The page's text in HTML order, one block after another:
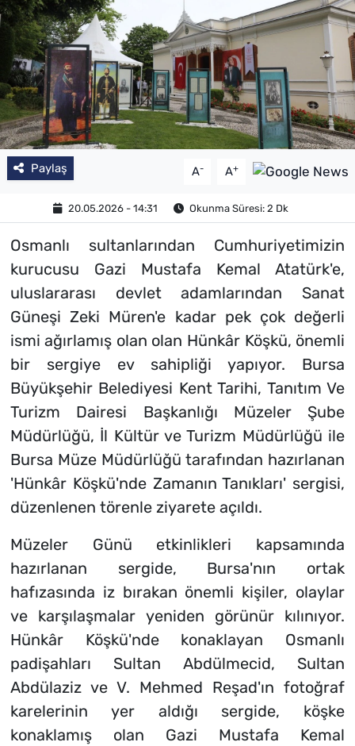
Paylaş A- A+
20.05.2026 - 14:31 Okunma Süresi: 2 Dk
Osmanlı sultanlarından Cumhuriyetimizin
kurucusu Gazi Mustafa Kemal Atatürk'e,
uluslararası devlet adamlarından Sanat
Güneşi Zeki Müren'e kadar pek çok değerli
ismi ağırlamış olan olan Hünkâr Köşkü, önemli
bir sergiye ev sahipliği yapıyor. Bursa
Büyükşehir Belediyesi Kent Tarihi, Tanıtım Ve
Turizm Dairesi Başkanlığı Müzeler Şube
Müdürlüğü, İl Kültür ve Turizm Müdürlüğü ile
Bursa Müze Müdürlüğü tarafından hazırlanan
'Hünkâr Köşkü'nde Zamanın Tanıkları' sergisi,
düzenlenen törenle ziyarete açıldı.
Müzeler Günü etkinlikleri kapsamında
hazırlanan sergide, Bursa'nın ortak
hafızasında iz bırakan önemli kişiler, olaylar
ve karşılaşmalar yeniden görünür kılınıyor.
Hünkâr Köşkü'nde konaklayan Osmanlı
padişahları Sultan Abdülmecid, Sultan
Abdülaziz ve V. Mehmed Reşad'ın fotoğraf
karelerinin yer aldığı sergide, köşke
konaklamış olan Gazi Mustafa Kemal
SAĞLIK
TV REHBERİ